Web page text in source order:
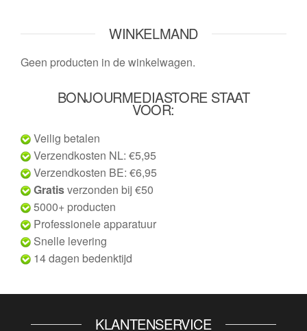
WINKELMAND
Geen producten in de winkelwagen.
BONJOURMEDIASTORE STAAT
VOOR:
Veilig betalen
Verzendkosten NL: €5,95
Verzendkosten BE: €6,95
Gratisverzonden bij €50
5000+ producten
Professionele apparatuur
Snelle levering
14 dagen bedenktijd
KLANTENSERVICE